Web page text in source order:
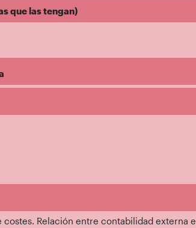
que las tengan)
Relación entre contabilidad externa e